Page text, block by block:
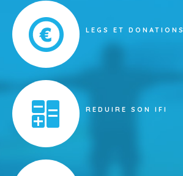
LEGS ET DONATIONS
REDUIRE SON IFI